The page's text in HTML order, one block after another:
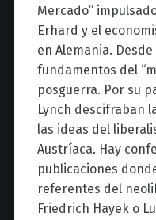
Mercado”
Erhard y el
en Alemania.
fundamentos del
posguerra. Por su
Lynch descifraban
las ideas del
Austríaca. Hay
publicaciones
referentes del
Friedrich Hayek o